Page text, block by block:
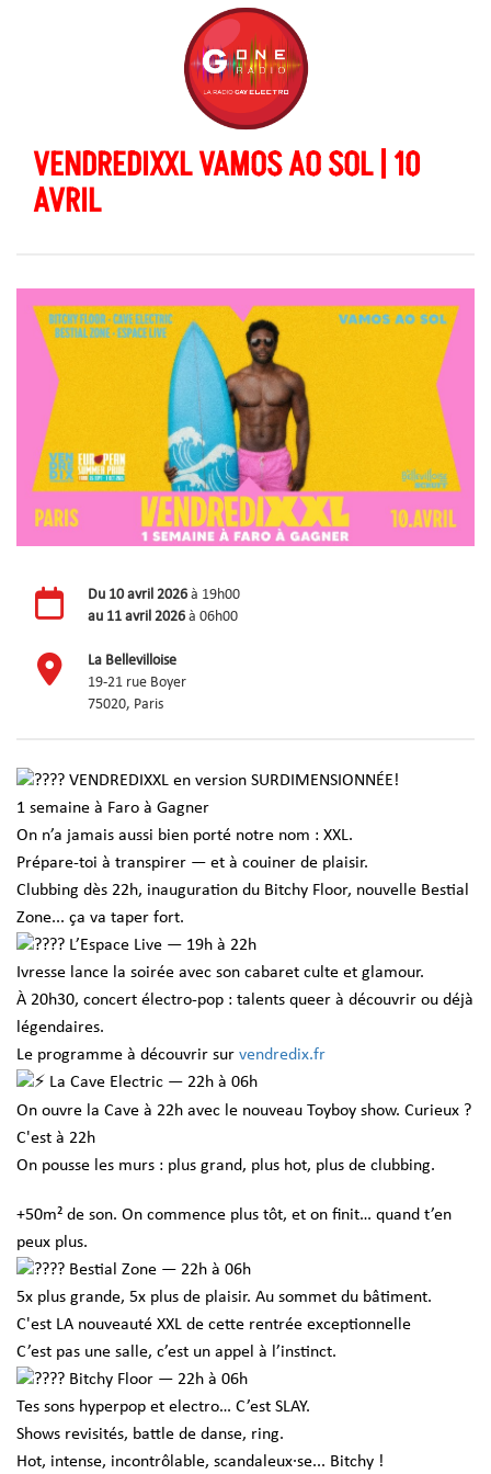
VENDREDIXXL VAMOS AO SOL | 10
AVRIL
Du 10 avril 2026 à 19h00
au 11 avril 2026 à 06h00
La Bellevilloise
19-21 rue Boyer
75020, Paris
VENDREDIXXL en version SURDIMENSIONNÉE!
1 semaine à Faro à Gagner
On n’a jamais aussi bien porté notre nom : XXL.
Prépare-toi à transpirer — et à couiner de plaisir.
Clubbing dès 22h, inauguration du Bitchy Floor, nouvelle Bestial
Zone... ça va taper fort.
L’Espace Live — 19h à 22h
Ivresse lance la soirée avec son cabaret culte et glamour.
À 20h30, concert électro-pop : talents queer à découvrir ou déjà
légendaires.
Le programme à découvrir sur vendredix.fr
La Cave Electric — 22h à 06h
On ouvre la Cave à 22h avec le nouveau Toyboy show. Curieux ?
C'est à 22h
On pousse les murs : plus grand, plus hot, plus de clubbing.
+50m² de son. On commence plus tôt, et on finit… quand t’en
peux plus.
Bestial Zone — 22h à 06h
5x plus grande, 5x plus de plaisir. Au sommet du bâtiment.
C'est LA nouveauté XXL de cette rentrée exceptionnelle
C’est pas une salle, c’est un appel à l’instinct.
Bitchy Floor — 22h à 06h
Tes sons hyperpop et electro… C’est SLAY.
Shows revisités, battle de danse, ring.
Hot, intense, incontrôlable, scandaleux·se... Bitchy !